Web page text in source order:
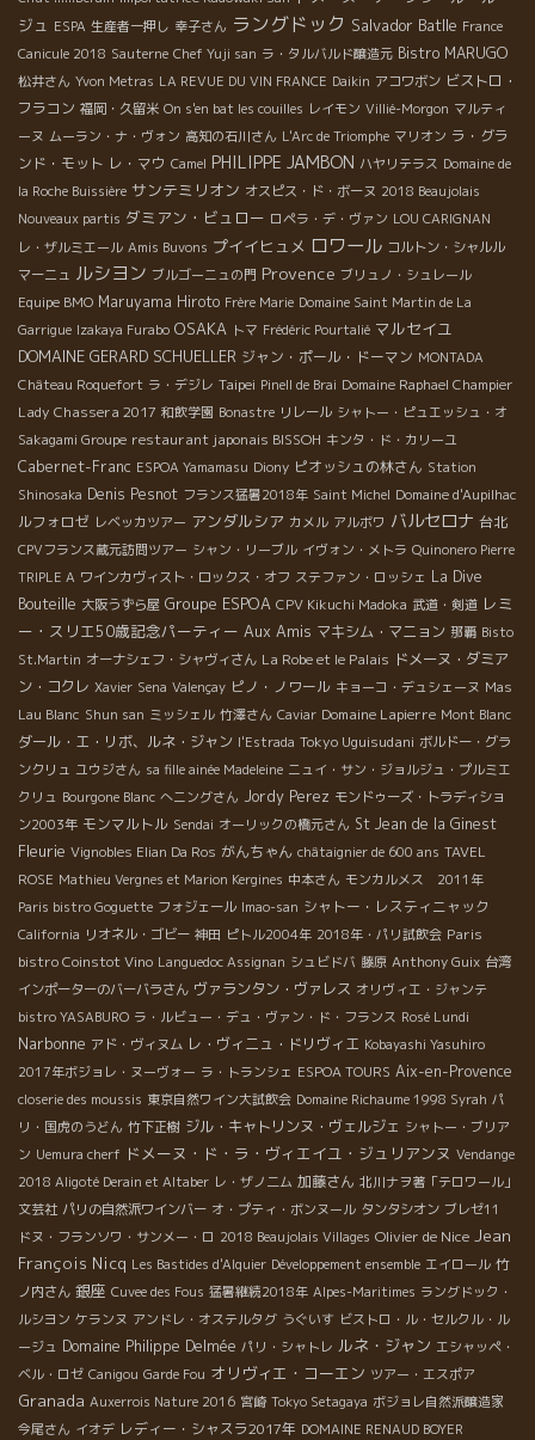
ジュ ESPA 生産者一押し 幸子さん ラングドック Salvador Batlle France
Canicule 2018 Sauterne Chef Yuji san ラ・タルバルド醸造元 Bistro MARUGO
松井さん Yvon Metras LA REVUE DU VIN FRANCE Daikin アコワボン ビストロ・
フラコン 福岡・久留米 On s'en bat les couilles レイモン Villié-Morgon マルティ
ーヌ ムーラン・ナ・ヴォン 高知の石川さん L'Arc de Triomphe マリオン ラ・グラ
ンド・モット レ・マウ Camel PHILIPPE JAMBON ハヤリテラス Domaine de
la Roche Buissière サンテミリオン オスピス・ド・ボーヌ 2018 Beaujolais
Nouveaux partis ダミアン・ビュロー ロペラ・デ・ヴァン LOU CARIGNAN
レ・ザルミエール Amis Buvons プイイヒュメ ロワール コルトン・シャルル
マーニュ ルシヨン ブルゴーニュの門 Provence ブリュノ・シュレール
Equipe BMO Maruyama Hiroto Frère Marie Domaine Saint Martin de La
Garrigue Izakaya Furabo OSAKA トマ Frédéric Pourtalié マルセイユ
DOMAINE GERARD SCHUELLER ジャン・ポール・ドーマン MONTADA
Château Roquefort ラ・デジレ Taipei Pinell de Brai Domaine Raphael Champier
Lady Chassera 2017 和飲学園 Bonastre リレール シャトー・ピュエッシュ・オ
Sakagami Groupe restaurant japonais BISSOH キンタ・ド・カリーユ
Cabernet-Franc ESPOA Yamamasu Diony ピオッシュの林さん Station
Shinosaka Denis Pesnot フランス猛暑2018年 Saint Michel Domaine d'Aupilhac
ルフォロゼ レベッカツアー アンダルシア カメル アルボワ バルセロナ 台北
CPVフランス蔵元訪問ツアー シャン・リーブル イヴォン・メトラ Quinonero Pierre
TRIPLE A ワインカヴィスト・ロックス・オフ ステファン・ロッシェ La Dive
Bouteille 大阪うずら屋 Groupe ESPOA CPV Kikuchi Madoka 武道・剣道 レミ
ー・スリエ50歳記念パーティー Aux Amis マキシム・マニョン 那覇 Bisto
St.Martin オーナシェフ・シャヴィさん La Robe et le Palais ドメーヌ・ダミア
ン・コクレ Xavier Sena Valençay ピノ・ノワール キョーコ・デュシェーヌ Mas
Lau Blanc Shun san ミッシェル 竹澤さん Caviar Domaine Lapierre Mont Blanc
ダール・エ・リボ、ルネ・ジャン l'Estrada Tokyo Uguisudani ボルドー・グラ
ンクリュ ユウジさん sa fille ainée Madeleine ニュイ・サン・ジョルジュ・プルミエ
クリュ Bourgone Blanc へニングさん Jordy Perez モンドゥーズ・トラディショ
ン2003年 モンマルトル Sendai オーリックの橋元さん St Jean de la Ginest
Fleurie Vignobles Elian Da Ros がんちゃん châtaignier de 600 ans TAVEL
ROSE Mathieu Vergnes et Marion Kergines 中本さん モンカルメス 2011年
Paris bistro Goguette フォジェール Imao-san シャトー・レスティニャック
California リオネル・ゴビー 神田 ピトル2004年 2018年・パリ試飲会 Paris
bistro Coinstot Vino Languedoc Assignan シュビドバ 藤原 Anthony Guix 台湾
インポーターのバーバラさん ヴァランタン・ヴァレス オリヴィエ・ジャンテ
bistro YASABURO ラ・ルビュー・デュ・ヴァン・ド・フランス Rosé Lundi
Narbonne アド・ヴィヌム レ・ヴィニュ・ドリヴィエ Kobayashi Yasuhiro
2017年ボジョレ・ヌーヴォー ラ・トランシェ ESPOA TOURS Aix-en-Provence
closerie des moussis 東京自然ワイン大試飲会 Domaine Richaume 1998 Syrah パ
リ・国虎のうどん 竹下正樹 ジル・キャトリンヌ・ヴェルジェ シャトー・ブリア
ン Uemura cherf ドメーヌ・ド・ラ・ヴィエイユ・ジュリアンヌ Vendange
2018 Aligoté Derain et Altaber レ・ザノ二ム 加藤さん 北川ナヲ著「テロワール」
文芸社 パリの自然派ワインバー オ・プティ・ボンヌール タンタシオン ブレゼ11
ドヌ・フランソワ・サンメー・ロ 2018 Beaujolais Villages Olivier de Nice Jean
François Nicq Les Bastides d'Alquier Développement ensemble エイロール 竹
ノ内さん 銀座 Cuvee des Fous 猛暑継続2018年 Alpes-Maritimes ラングドック・
ルシヨン ケランヌ アンドレ・オステルタグ うぐいす ビストロ・ル・セルクル・ル
ージュ Domaine Philippe Delmée パリ・シャトレ ルネ・ジャン エシャッペ・
ベル・ロゼ Canigou Garde Fou オリヴィエ・コーエン ツアー・エスポア
Granada Auxerrois Nature 2016 宮崎 Tokyo Setagaya ボジョレ自然派醸造家
今尾さん イオデ レディー・シャスラ2017年 DOMAINE RENAUD BOYER